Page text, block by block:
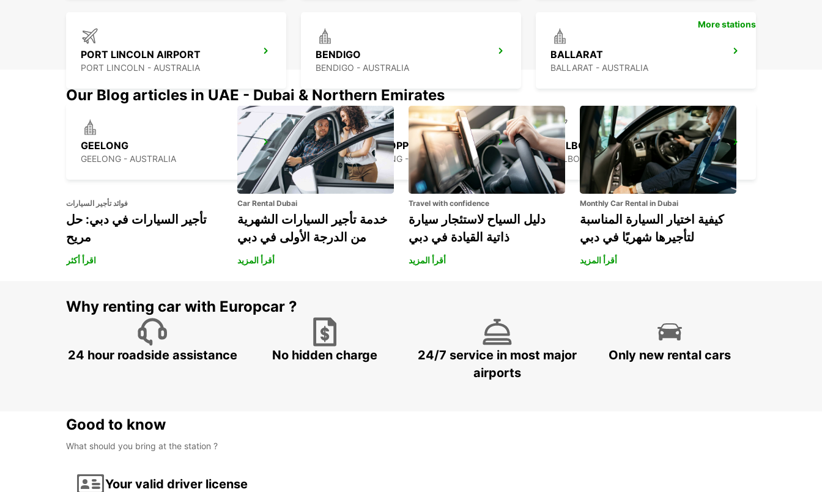
PORT LINCOLN AIRPORT
PORT LINCOLN - AUSTRALIA
BENDIGO
BENDIGO - AUSTRALIA
BALLARAT
BALLARAT - AUSTRALIA
GEELONG
GEELONG - AUSTRALIA
MELBOURNE HOPPERS CROSSING
HOPPERS CROSSING - AUSTRALIA
MELBOURNE TULLAMARINE AIRPORT
MELBOURNE - AUSTRALIA
More stations
Our Blog articles in UAE - Dubai & Northern Emirates
فوائد تأجير السيارات
تأجير السيارات في دبي: حل
مريح
اقرأ أكثر
Car Rental Dubai
خدمة تأجير السيارات الشهرية
من الدرجة الأولى في دبي
أقرأ المزيد
Travel with confidence
دليل السياح لاستئجار سيارة
ذاتية القيادة في دبي
أقرأ المزيد
Monthly Car Rental in Dubai
كيفية اختيار السيارة المناسبة
لتأجيرها شهريًا في دبي
أقرأ المزيد
Why renting car with Europcar ?
24 hour roadside assistance No hidden charge
24/7 service in most major
airports
Only new rental cars
Good to know
What should you bring at the station ?
Your valid driver license